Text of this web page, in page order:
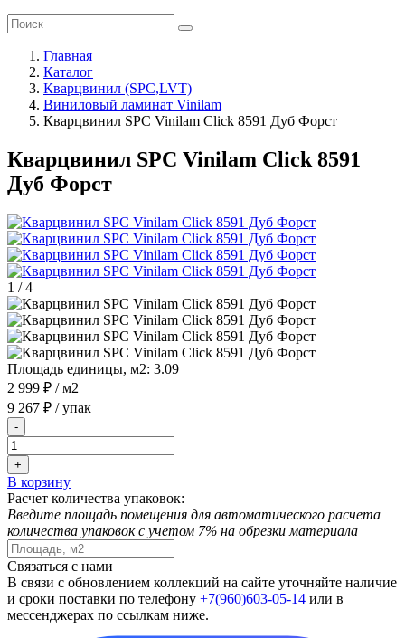
Главная
Каталог
Кварцвинил (SPC,LVT)
Виниловый ламинат Vinilam
Кварцвинил SPC Vinilam Click 8591 Дуб Форст
Кварцвинил SPC Vinilam Click 8591
Дуб Форст
1 /4
Площадь единицы, м2: 3.09
2 999 ₽ / м2
9 267 ₽ / упак
-
+
В корзину
Расчет количества упаковок:
Введите площадь помещения для автоматического расчета
количества упаковок с учетом 7% на обрезки материала
Связаться с нами
В связи с обновлением коллекций на сайте уточняйте наличие
и сроки поставки по телефону +7(960)603-05-14 или в
мессенджерах по ссылкам ниже.